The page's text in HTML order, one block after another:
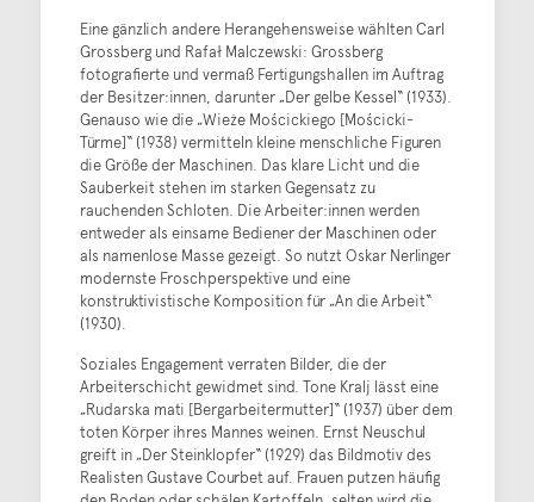
Eine gänzlich andere Herangehensweise wählten Carl
Grossberg und Rafał Malczewski: Grossberg
fotografierte und vermaß Fertigungshallen im Auftrag
der Besitzer:innen, darunter „Der gelbe Kessel“ (1933).
Genauso wie die „Wieże Mościckiego [Mościcki-
Türme]“ (1938) vermitteln kleine menschliche Figuren
die Größe der Maschinen. Das klare Licht und die
Sauberkeit stehen im starken Gegensatz zu
rauchenden Schloten. Die Arbeiter:innen werden
entweder als einsame Bediener der Maschinen oder
als namenlose Masse gezeigt. So nutzt Oskar Nerlinger
modernste Froschperspektive und eine
konstruktivistische Komposition für „An die Arbeit“
(1930).
Soziales Engagement verraten Bilder, die der
Arbeiterschicht gewidmet sind. Tone Kralj lässt eine
„Rudarska mati [Bergarbeitermutter]“ (1937) über dem
toten Körper ihres Mannes weinen. Ernst Neuschul
greift in „Der Steinklopfer“ (1929) das Bildmotiv des
Realisten Gustave Courbet auf. Frauen putzen häufig